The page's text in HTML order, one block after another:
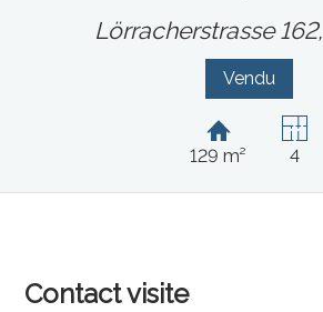
Lörracherstrasse 162,
Vendu
129 m² 4
Contact visite